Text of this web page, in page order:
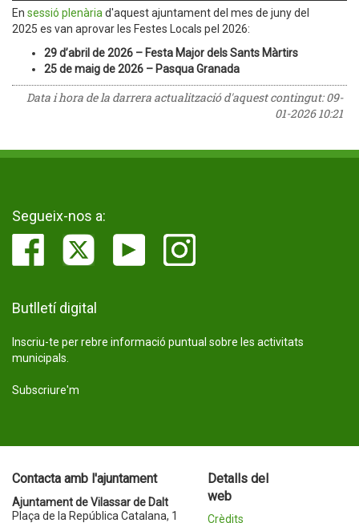
En sessió plenària d'aquest ajuntament del mes de juny del
2025 es van aprovar les Festes Locals pel 2026:
29 d’abril de 2026 – Festa Major dels Sants Màrtirs
25 de maig de 2026 – Pasqua Granada
Data i hora de la darrera actualització d'aquest contingut:09-
01-2026 10:21
Segueix-nos a:
Butlletí digital
Inscriu-te per rebre informació puntual sobre les activitats
municipals.
Subscriure'm
Contacta amb l'ajuntament
Ajuntament de Vilassar de Dalt
Plaça de la República Catalana, 1
Detalls del
web
Crèdits